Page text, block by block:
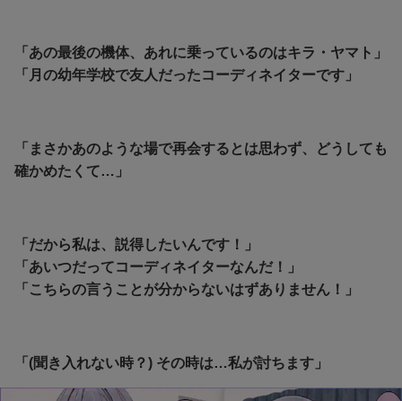
「あの最後の機体、あれに乗っているのはキラ・ヤマト」
「月の幼年学校で友人だったコーディネイターです」
「まさかあのような場で再会するとは思わず、どうしても
確かめたくて…」
「だから私は、説得したいんです！」
「あいつだってコーディネイターなんだ！」
「こちらの言うことが分からないはずありません！」
「(聞き入れない時？) その時は…私が討ちます」